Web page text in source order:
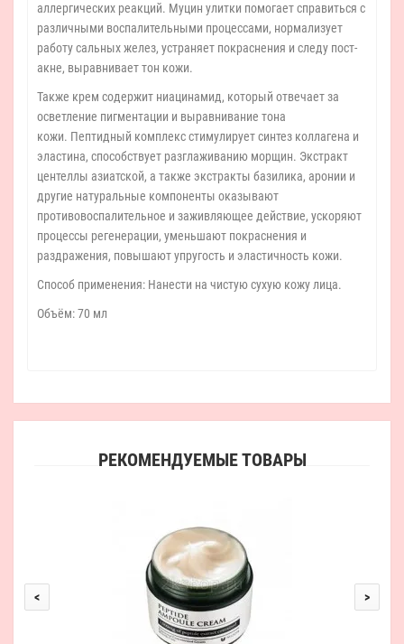
аллергических реакций. Муцин улитки помогает справиться с
различными воспалительными процессами, нормализует
работу сальных желез, устраняет покраснения и следу пост-
акне, выравнивает тон кожи.
Также крем содержит ниацинамид, который отвечает за
осветление пигментации и выравнивание тона
кожи. Пептидный комплекс стимулирует синтез коллагена и
эластина, способствует разглаживанию морщин. Экстракт
центеллы азиатской, а также экстракты базилика, аронии и
другие натуральные компоненты оказывают
противовоспалительное и заживляющее действие, ускоряют
процессы регенерации, уменьшают покраснения и
раздражения, повышают упругость и эластичность кожи.
Способ применения: Нанести на чистую сухую кожу лица.
Объём: 70 мл
РЕКОМЕНДУЕМЫЕ ТОВАРЫ
< >